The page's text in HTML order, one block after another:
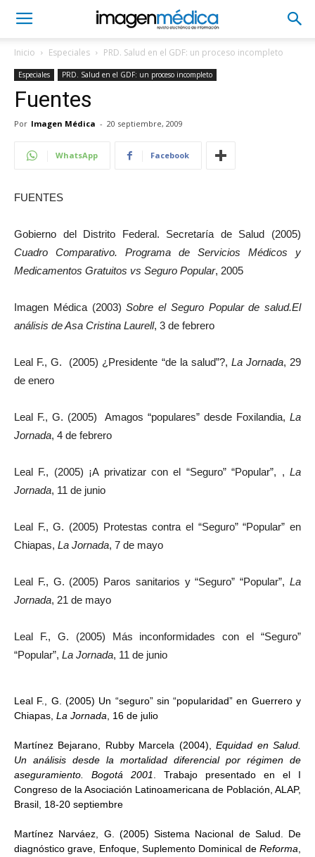
Inicio Especiales PRD. Salud en el GDF: un proceso incompleto
Especiales PRD. Salud en el GDF: un proceso incompleto
Fuentes
Por Imagen Médica - 20 septiembre, 2009
WhatsApp Facebook
FUENTES
Gobierno del Distrito Federal. Secretaría de Salud (2005)
Cuadro Comparativo. Programa de Servicios Médicos y
Medicamentos Gratuitos vs Seguro Popular, 2005
Imagen Médica (2003)Sobre el Seguro Popular de salud.El
análisis de Asa Cristina Laurell, 3 de febrero
Leal F., G. (2005) ¿Presidente “de la salud”?, La Jornada, 29
de enero
Leal F., G. (2005) Amagos “populares” desde Foxilandia, La
Jornada, 4 de febrero
Leal F., (2005) ¡A privatizar con el “Seguro” “Popular”, , La
Jornada, 11 de junio
Leal F., G. (2005) Protestas contra el “Seguro” “Popular” en
Chiapas, La Jornada, 7 de mayo
Leal F., G. (2005) Paros sanitarios y “Seguro” “Popular”, La
Jornada, 21 de mayo
Leal F., G. (2005) Más inconformidades con el “Seguro”
“Popular”, La Jornada, 11 de junio
Leal F., G. (2005) Un “seguro” sin “popularidad” en Guerrero y
Chiapas, La Jornada , 16 de julio
Martínez Bejarano, Rubby Marcela (2004),Equidad en Salud.
Un análisis desde la mortalidad diferencial por régimen de
aseguramiento. Bogotá 2001
. Trabajo presentado en el I
Congreso de la Asociación Latinoamericana de Población, ALAP,
Brasil, 18-20 septiembre
Martínez Narváez, G. (2005) Sistema Nacional de Salud. De
diagnóstico grave, Enfoque, Suplemento Dominical deReforma